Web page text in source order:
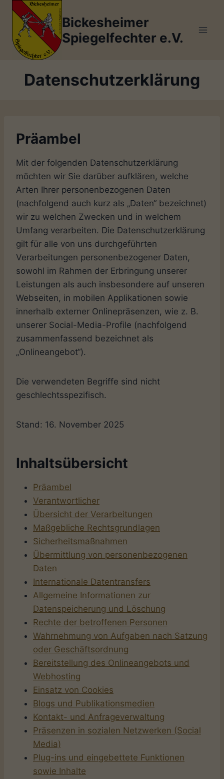
Inhalt
springen
Bickesheimer
Spiegelfechter e.V.
Datenschutzerklärung
Präambel
Mit der folgenden Datenschutzerklärung
möchten wir Sie darüber aufklären, welche
Arten Ihrer personenbezogenen Daten
(nachfolgend auch kurz als „Daten“ bezeichnet)
wir zu welchen Zwecken und in welchem
Umfang verarbeiten. Die Datenschutzerklärung
gilt für alle von uns durchgeführten
Verarbeitungen personenbezogener Daten,
sowohl im Rahmen der Erbringung unserer
Leistungen als auch insbesondere auf unseren
Webseiten, in mobilen Applikationen sowie
innerhalb externer Onlinepräsenzen, wie z. B.
unserer Social-Media-Profile (nachfolgend
zusammenfassend bezeichnet als
„Onlineangebot“).
Die verwendeten Begriffe sind nicht
geschlechtsspezifisch.
Stand: 16. November 2025
Inhaltsübersicht
Präambel
Verantwortlicher
Übersicht der Verarbeitungen
Maßgebliche Rechtsgrundlagen
Sicherheitsmaßnahmen
Übermittlung von personenbezogenen
Daten
Internationale Datentransfers
Allgemeine Informationen zur
Datenspeicherung und Löschung
Rechte der betroffenen Personen
Wahrnehmung von Aufgaben nach Satzung
oder Geschäftsordnung
Bereitstellung des Onlineangebots und
Webhosting
Einsatz von Cookies
Blogs und Publikationsmedien
Kontakt- und Anfrageverwaltung
Präsenzen in sozialen Netzwerken (Social
Media)
Plug-ins und eingebettete Funktionen
sowie Inhalte